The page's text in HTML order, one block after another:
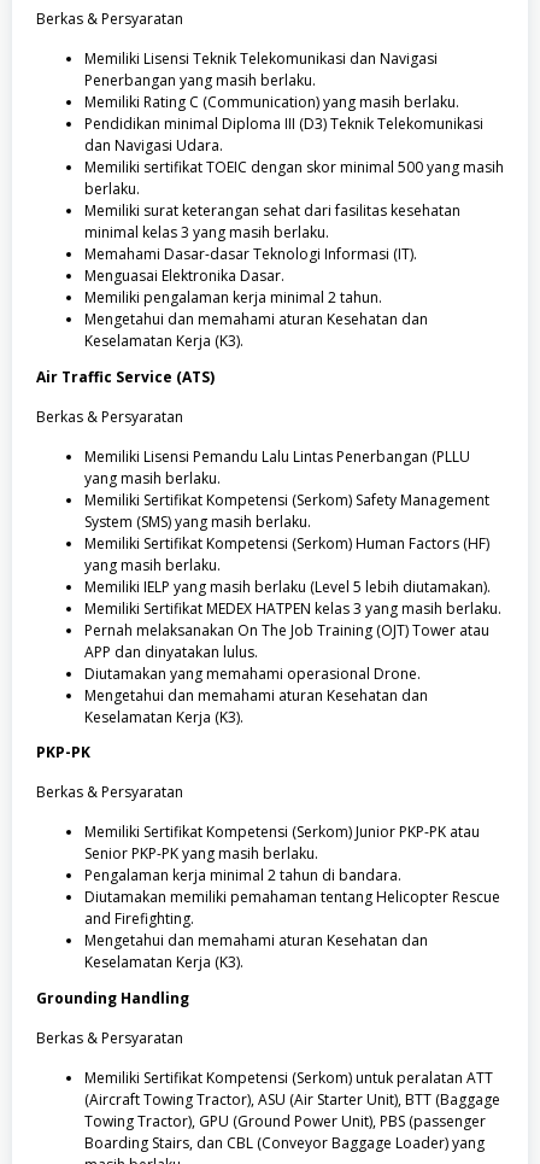
Berkas & Persyaratan
Memiliki Lisensi Teknik Telekomunikasi dan Navigasi
Penerbangan yang masih berlaku.
Memiliki Rating C (Communication) yang masih berlaku.
Pendidikan minimal Diploma III (D3) Teknik Telekomunikasi
dan Navigasi Udara.
Memiliki sertifikat TOEIC dengan skor minimal 500 yang masih
berlaku.
Memiliki surat keterangan sehat dari fasilitas kesehatan
minimal kelas 3 yang masih berlaku.
Memahami Dasar-dasar Teknologi Informasi (IT).
Menguasai Elektronika Dasar.
Memiliki pengalaman kerja minimal 2 tahun.
Mengetahui dan memahami aturan Kesehatan dan
Keselamatan Kerja (K3).
Air Traffic Service (ATS)
Berkas & Persyaratan
Memiliki Lisensi Pemandu Lalu Lintas Penerbangan (PLLU
yang masih berlaku.
Memiliki Sertifikat Kompetensi (Serkom) Safety Management
System (SMS) yang masih berlaku.
Memiliki Sertifikat Kompetensi (Serkom) Human Factors (HF)
yang masih berlaku.
Memiliki IELP yang masih berlaku (Level 5 lebih diutamakan).
Memiliki Sertifikat MEDEX HATPEN kelas 3 yang masih berlaku.
Pernah melaksanakan On The Job Training (OJT) Tower atau
APP dan dinyatakan lulus.
Diutamakan yang memahami operasional Drone.
Mengetahui dan memahami aturan Kesehatan dan
Keselamatan Kerja (K3).
PKP-PK
Berkas & Persyaratan
Memiliki Sertifikat Kompetensi (Serkom) Junior PKP-PK atau
Senior PKP-PK yang masih berlaku.
Pengalaman kerja minimal 2 tahun di bandara.
Diutamakan memiliki pemahaman tentang Helicopter Rescue
and Firefighting.
Mengetahui dan memahami aturan Kesehatan dan
Keselamatan Kerja (K3).
Grounding Handling
Berkas & Persyaratan
Memiliki Sertifikat Kompetensi (Serkom) untuk peralatan ATT
(Aircraft Towing Tractor), ASU (Air Starter Unit), BTT (Baggage
Towing Tractor), GPU (Ground Power Unit), PBS (passenger
Boarding Stairs, dan CBL (Conveyor Baggage Loader) yang